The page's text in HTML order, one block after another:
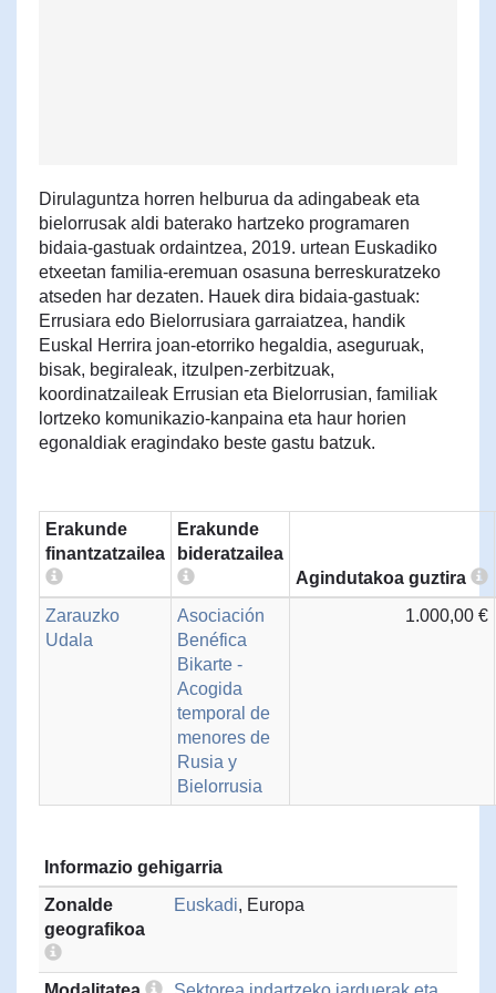
Dirulaguntza horren helburua da adingabeak eta
bielorrusak aldi baterako hartzeko programaren
bidaia-gastuak ordaintzea, 2019. urtean Euskadiko
etxeetan familia-eremuan osasuna berreskuratzeko
atseden har dezaten. Hauek dira bidaia-gastuak:
Errusiara edo Bielorrusiara garraiatzea, handik
Euskal Herrira joan-etorriko hegaldia, aseguruak,
bisak, begiraleak, itzulpen-zerbitzuak,
koordinatzaileak Errusian eta Bielorrusian, familiak
lortzeko komunikazio-kanpaina eta haur horien
egonaldiak eragindako beste gastu batzuk.
Erakunde
finantzatzailea
Erakunde
bideratzailea
Agindutakoa guztira
Zarauzko
Udala
Asociación
Benéfica
Bikarte -
Acogida
temporal de
menores de
Rusia y
Bielorrusia
1.000,00 €
Informazio gehigarria
Zonalde
geografikoa
Euskadi, Europa